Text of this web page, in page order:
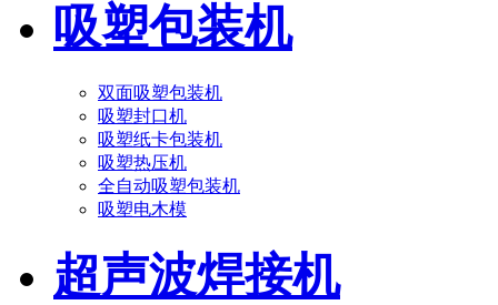
吸塑包装机
双面吸塑包装机
吸塑封口机
吸塑纸卡包装机
吸塑热压机
全自动吸塑包装机
吸塑电木模
超声波焊接机